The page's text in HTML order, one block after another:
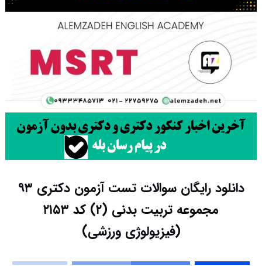
دانلود رایگان سوالات تست آزمون دکتری ۹۳
مجموعه تربیت بدنی (۲) کد ۲۱۵۳
(فیزیولوژی ورزشی)